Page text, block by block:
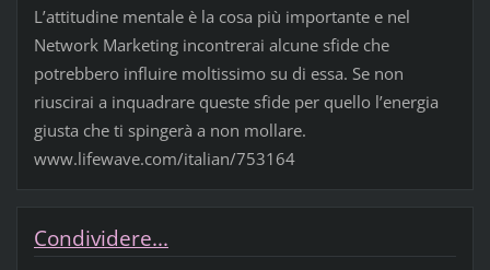
L’attitudine mentale è la cosa più importante e nel
Network Marketing incontrerai alcune sfide che
potrebbero influire moltissimo su di essa. Se non
riuscirai a inquadrare queste sfide per quello l’energia
giusta che ti spingerà a non mollare.
www.lifewave.com/italian/753164
Condividere...